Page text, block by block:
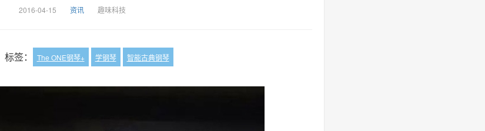
2016-04-15 资讯 趣味科技
标签： The ONE钢琴+ 学钢琴 智能古典钢琴